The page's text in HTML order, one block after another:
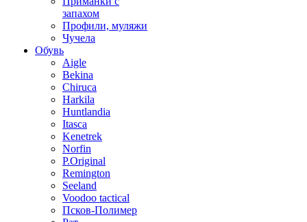
запахом
Профили, муляжи
Чучела
Обувь
Aigle
Bekina
Chiruсa
Harkila
Huntlandia
Itasca
Kenetrek
Norfin
P.Original
Remington
Seeland
Voodoo tactical
Псков-Полимер